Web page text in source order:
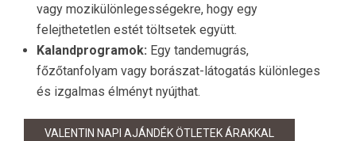
vagy mozikülönlegességekre, hogy egy
felejthetetlen estét töltsetek együtt.
Kalandprogramok: Egy tandemugrás,
főzőtanfolyam vagy borászat-látogatás különleges
és izgalmas élményt nyújthat.
VALENTIN NAPI AJÁNDÉK ÖTLETEK ÁRAKKAL